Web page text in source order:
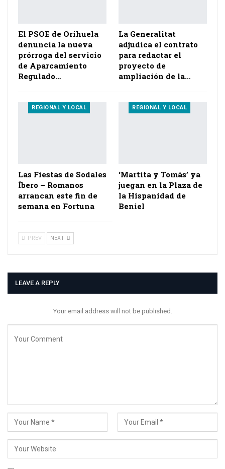
El PSOE de Orihuela
denuncia la nueva
prórroga del servicio
de Aparcamiento
Regulado…
La Generalitat
adjudica el contrato
para redactar el
proyecto de
ampliación de la…
REGIONAL Y LOCAL
Las Fiestas de Sodales
Íbero – Romanos
arrancan este fin de
semana en Fortuna
REGIONAL Y LOCAL
‘Martita y Tomás’ ya
juegan en la Plaza de
la Hispanidad de
Beniel
PREV NEXT
LEAVE A REPLY
Your email address will not be published.